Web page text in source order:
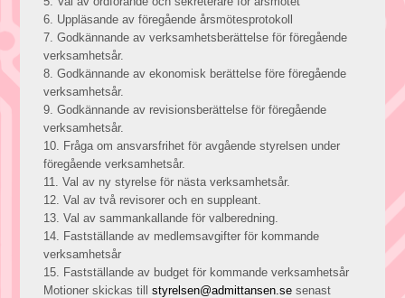
6. Uppläsande av föregående årsmötesprotokoll
7. Godkännande av verksamhetsberättelse för föregående
verksamhetsår.
8. Godkännande av ekonomisk berättelse före föregående
verksamhetsår.
9. Godkännande av revisionsberättelse för föregående
verksamhetsår.
10. Fråga om ansvarsfrihet för avgående styrelsen under
föregående verksamhetsår.
11. Val av ny styrelse för nästa verksamhetsår.
12. Val av två revisorer och en suppleant.
13. Val av sammankallande för valberedning.
14. Fastställande av medlemsavgifter för kommande
verksamhetsår
15. Fastställande av budget för kommande verksamhetsår
Motioner skickas tillstyrelsen@admittansen.se senast